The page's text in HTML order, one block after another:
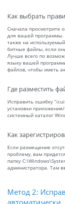
Как выбрать
Сначала просмотрите
для вашей программы.
также на
битные файлы, если
Лучше всего по
языку вашей
файлов, чтобы иметь
Где разместить
Исправить ошибку
установки
системный каталог
Как
Если размещение
проблему, вам
папку
администратора. Там
Метод 2: